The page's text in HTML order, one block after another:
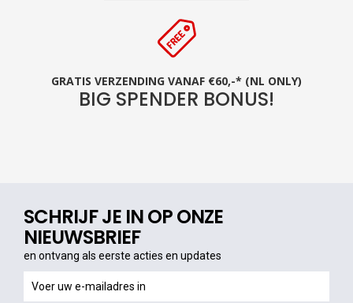
GRATIS VERZENDING VANAF €60,-* (NL ONLY)
BIG SPENDER BONUS!
SCHRIJF JE IN OP ONZE
NIEUWSBRIEF
en ontvang als eerste acties en updates
ontvang